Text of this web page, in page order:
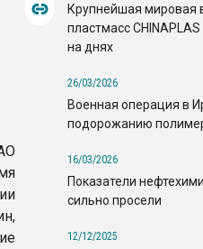
Крупнейшая мировая
пластмасс
на днях
26/03/2026
Военная операция в
подорожанию
16/03/2026
Показатели
сильно просели
12/12/2025